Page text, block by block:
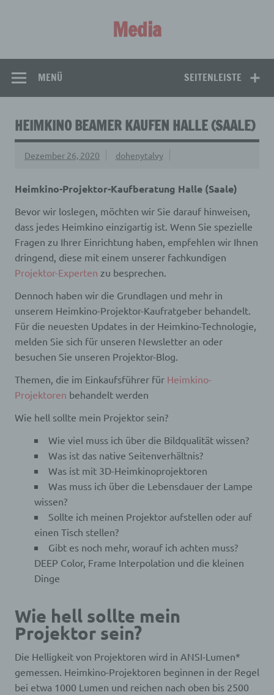
Media
SEITENLEISTE
MENÜ
HEIMKINO BEAMER KAUFEN HALLE (SAALE)
Dezember 26, 2020 dohenytalvy
Heimkino-Projektor-Kaufberatung Halle (Saale)
Bevor wir loslegen, möchten wir Sie darauf hinweisen,
dass jedes Heimkino einzigartig ist. Wenn Sie spezielle
Fragen zu Ihrer Einrichtung haben, empfehlen wir Ihnen
dringend, diese mit einem unserer fachkundigen
Projektor-Experten zu besprechen.
Dennoch haben wir die Grundlagen und mehr in
unserem Heimkino-Projektor-Kaufratgeber behandelt.
Für die neuesten Updates in der Heimkino-Technologie,
melden Sie sich für unseren Newsletter an oder
besuchen Sie unseren Projektor-Blog.
Themen, die im Einkaufsführer für Heimkino-
Projektoren behandelt werden
Wie hell sollte mein Projektor sein?
Wie viel muss ich über die Bildqualität wissen?
Was ist das native Seitenverhältnis?
Was ist mit 3D-Heimkinoprojektoren
Was muss ich über die Lebensdauer der Lampe
wissen?
Sollte ich meinen Projektor aufstellen oder auf
einen Tisch stellen?
Gibt es noch mehr, worauf ich achten muss?
DEEP Color, Frame Interpolation und die kleinen
Dinge
Wie hell sollte mein
Projektor sein?
Die Helligkeit von Projektoren wird in ANSI-Lumen*
gemessen. Heimkino-Projektoren beginnen in der Regel
bei etwa 1000 Lumen und reichen nach oben bis 2500